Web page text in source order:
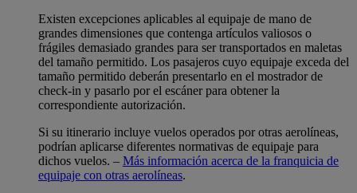
Existen excepciones aplicables al equipaje de mano de
grandes dimensiones que contenga artículos valiosos o
frágiles demasiado grandes para ser transportados en maletas
del tamaño permitido. Los pasajeros cuyo equipaje exceda del
tamaño permitido deberán presentarlo en el mostrador de
check-in y pasarlo por el escáner para obtener la
correspondiente autorización.
Si su itinerario incluye vuelos operados por otras aerolíneas,
podrían aplicarse diferentes normativas de equipaje para
dichos vuelos. – Más información acerca de la franquicia de
equipaje con otras aerolíneas.